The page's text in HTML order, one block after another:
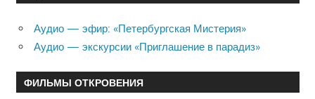
Аудио — эфир: «Петербургская Мистерия»
Аудио — экскурсии «Приглашение в парадиз»
ФИЛЬМЫ ОТКРОВЕНИЯ